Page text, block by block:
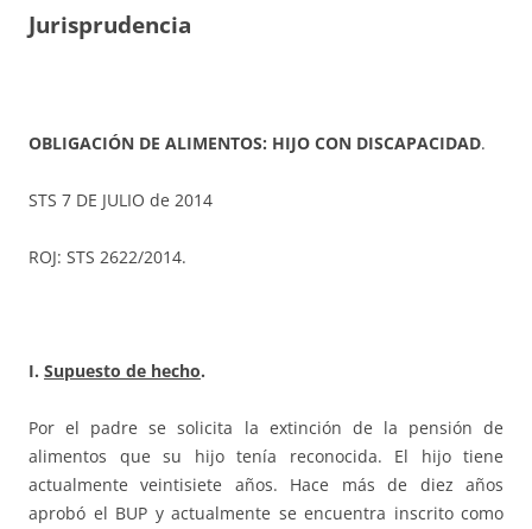
Jurisprudencia
OBLIGACIÓN DE ALIMENTOS: HIJO CON DISCAPACIDAD.
STS 7 DE JULIO de 2014
ROJ: STS 2622/2014.
I. Supuesto de hecho.
Por el padre se solicita la extinción de la pensión de
alimentos que su hijo tenía reconocida. El hijo tiene
actualmente veintisiete años. Hace más de diez años
aprobó el BUP y actualmente se encuentra inscrito como